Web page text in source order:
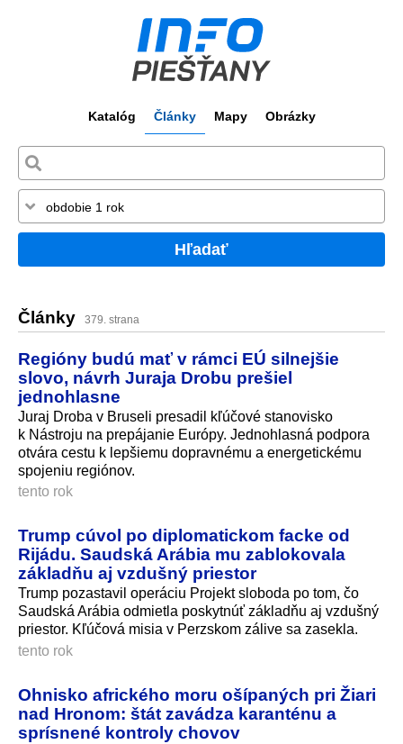
Katalóg Články Mapy Obrázky
Hľadať
Články 379. strana
Regióny budú mať v rámci EÚ silnejšie
slovo, návrh Juraja Drobu prešiel
jednohlasne
Juraj Droba v Bruseli presadil kľúčové stanovisko
k Nástroju na prepájanie Európy. Jednohlasná podpora
otvára cestu k lepšiemu dopravnému a energetickému
spojeniu regiónov.
tento rok
Trump cúvol po diplomatickom facke od
Rijádu. Saudská Arábia mu zablokovala
základňu aj vzdušný priestor
Trump pozastavil operáciu Projekt sloboda po tom, čo
Saudská Arábia odmietla poskytnúť základňu aj vzdušný
priestor. Kľúčová misia v Perzskom zálive sa zasekla.
tento rok
Ohnisko afrického moru ošípaných pri Žiari
nad Hronom: štát zavádza karanténu a
sprísnené kontroly chovov